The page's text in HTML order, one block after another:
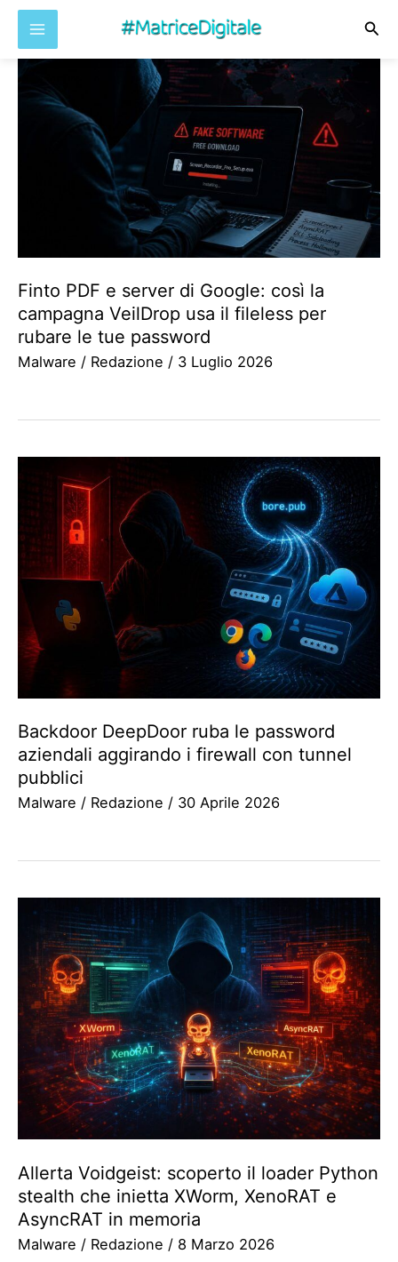
contenuto
Finto PDF e server di Google: così la
campagna VeilDrop usa il fileless per
rubare le tue password
Malware / Redazione / 3 Luglio 2026
Backdoor DeepDoor ruba le password
aziendali aggirando i firewall con tunnel
pubblici
Malware / Redazione / 30 Aprile 2026
Allerta Voidgeist: scoperto il loader Python
stealth che inietta XWorm, XenoRAT e
AsyncRAT in memoria
Malware / Redazione / 8 Marzo 2026